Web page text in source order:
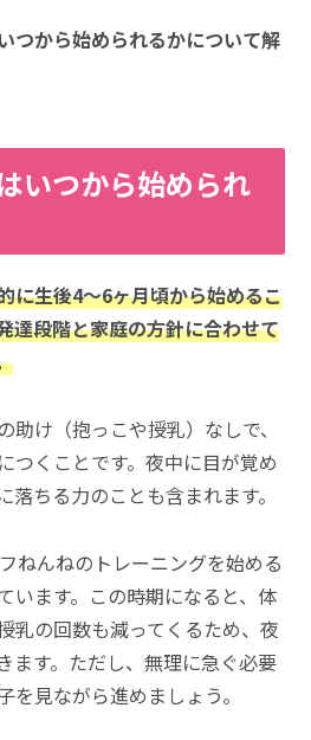
つから始められるかについて解
いつから始められ
に生後4～6ヶ月頃から始めるこ
達段階と家庭の方針に合わせて
助け（抱っこや授乳）なしで、
つくことです。夜中に目が覚め
ちる力のことも含まれます。
ねんねのトレーニングを始める
います。この時期になると、体
乳の回数も減ってくるため、夜
ます。ただし、無理に急ぐ必要
を見ながら進めましょう。